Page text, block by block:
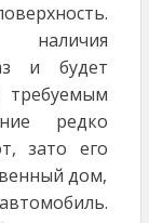
наличия
и будет
требуемым
редко
зато его
дом,